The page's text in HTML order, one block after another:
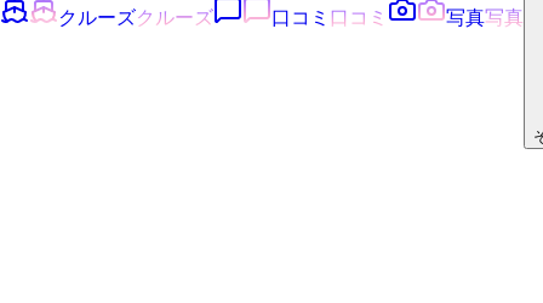
クルーズクルーズ 口コミ 口コミ 写真写真